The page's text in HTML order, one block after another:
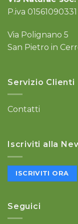
P.iva 01561090331
Via Polignano 5
San Pietro in
Servizio Clienti
Contatti
Iscriviti alla
ISCRIVITI ORA
Seguici